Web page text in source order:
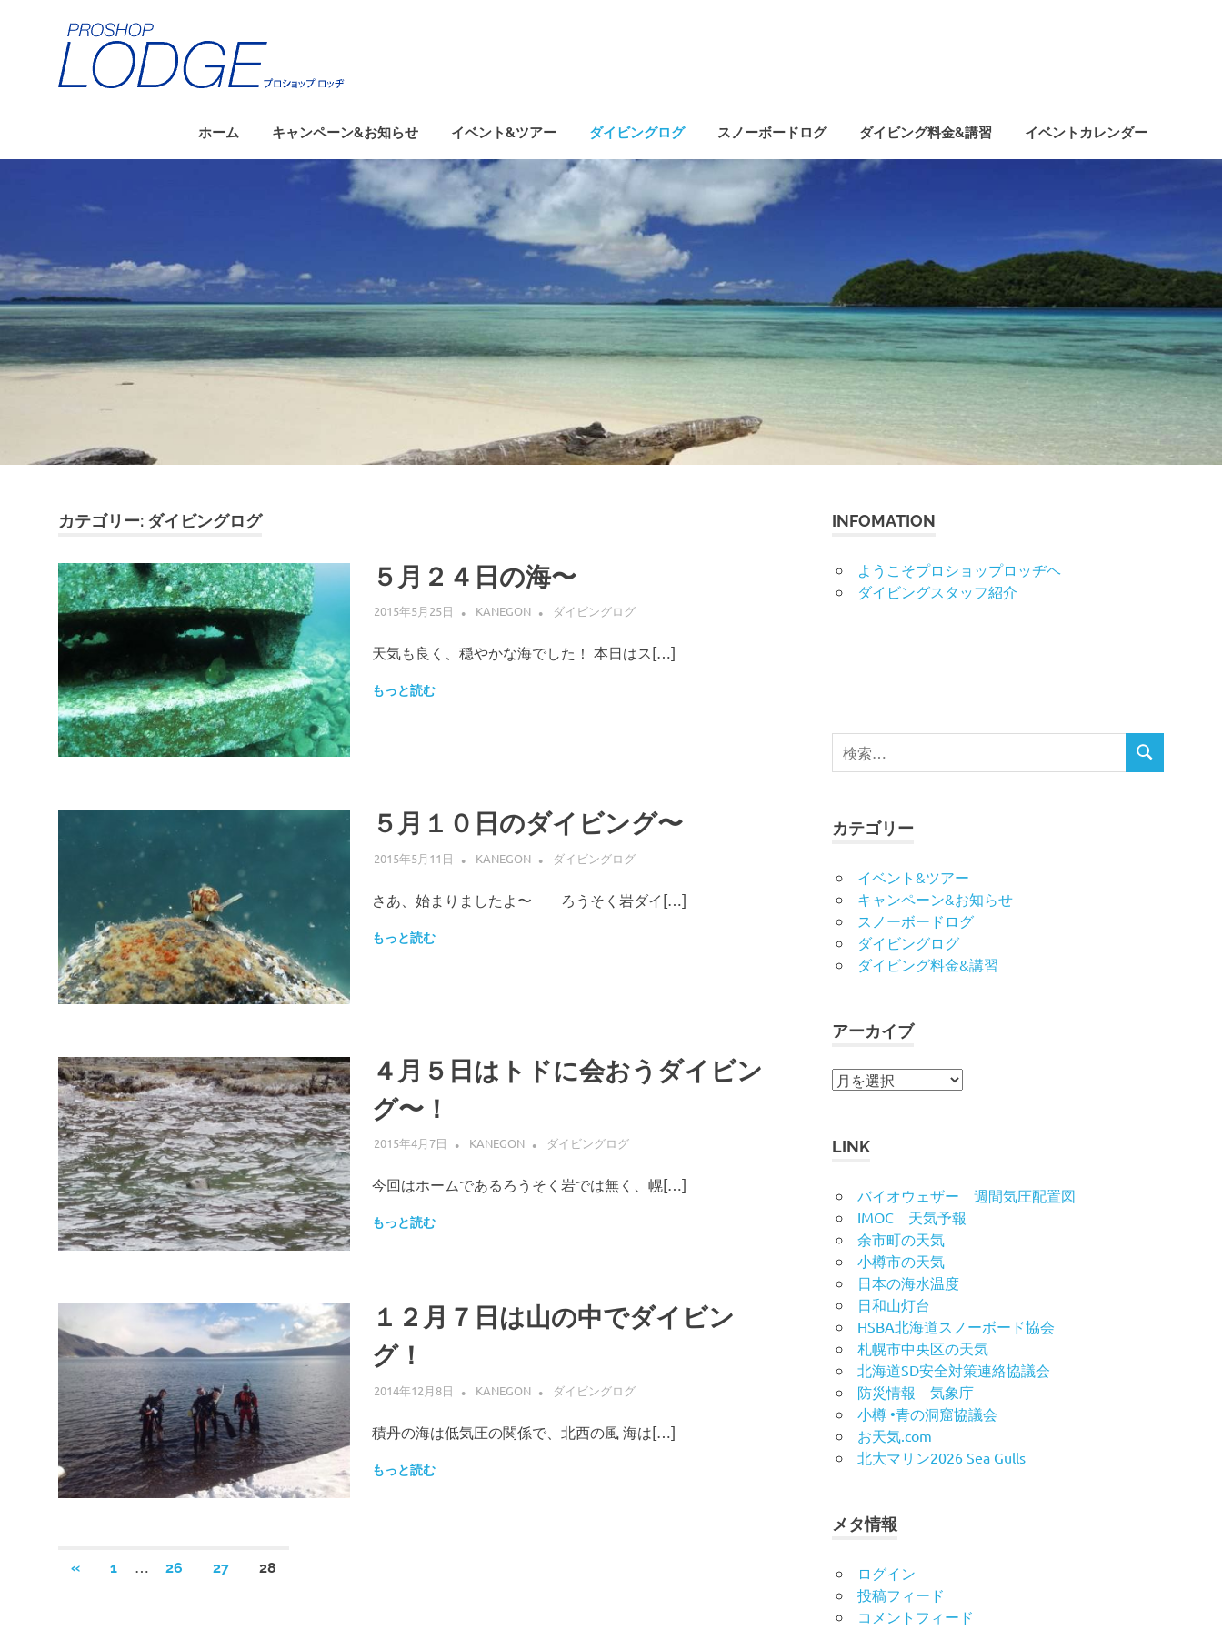
キ
ホーム キャンペーン&お知らせ イベント&ツアー ダイビングログ スノーボードログ ダイビング料金&講習 イベントカレンダー
カテゴリー: ダイビングログ
５月２４日の海〜
2015年5月25日 KANEGON ダイビングログ
天気も良く、穏やかな海でした！ 本日はス[…]
もっと読む
５月１０日のダイビング〜
2015年5月11日 KANEGON ダイビングログ
さあ、始まりましたよ〜 ろうそく岩ダイ[…]
もっと読む
４月５日はトドに会おうダイビン
グ〜！
2015年4月7日 KANEGON ダイビングログ
今回はホームであるろうそく岩では無く、幌[…]
もっと読む
１２月７日は山の中でダイビン
グ！
2014年12月8日 KANEGON ダイビングログ
積丹の海は低気圧の関係で、北西の風 海は[…]
もっと読む
投
«前
1 26 27 28
INFOMATION
ようこそプロショップロッヂヘ
ダイビングスタッフ紹介
検
索
検
索
カテゴリー
イベント&ツアー
キャンペーン&お知らせ
スノーボードログ
ダイビングログ
ダイビング料金&講習
アーカイブ
ア
イ
LINK
バイオウェザー 週間気圧配置図
IMOC 天気予報
余市町の天気
小樽市の天気
日本の海水温度
日和山灯台
HSBA北海道スノーボード協会
札幌市中央区の天気
北海道SD安全対策連絡協議会
防災情報 気象庁
小樽 •青の洞窟協議会
お天気.com
北大マリン2026 Sea Gulls
メタ情報
ログイン
投稿フィード
コメントフィード